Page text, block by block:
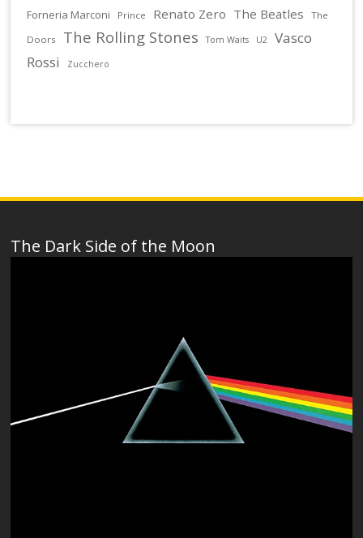
Forneria Marconi
Prince Renato Zero The Beatles
The
Doors
The Rolling Stones Tom Waits U2
Vasco
Rossi
Zucchero
The Dark Side of the Moon